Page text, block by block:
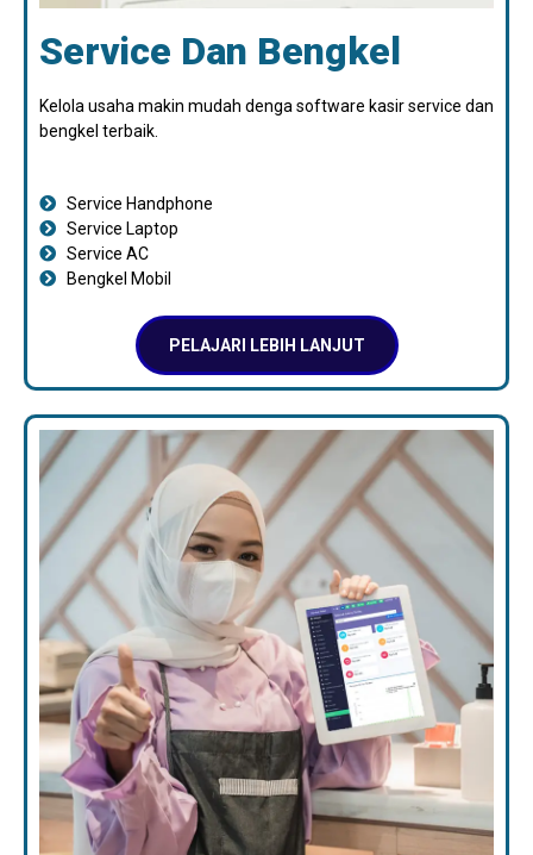
Service Dan Bengkel
Kelola usaha makin mudah denga software kasir service dan
bengkel terbaik.
Service Handphone
Service Laptop
Service AC
Bengkel Mobil
PELAJARI LEBIH LANJUT